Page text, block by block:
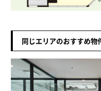
同じエリアのおすすめ物